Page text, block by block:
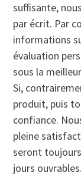
suffisante,
par écrit. Par
informations
évaluation
sous la
Si,
produit, puis
confiance.
pleine
seront
jours